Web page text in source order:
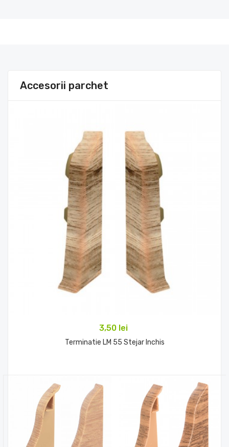
Accesorii parchet
3,50 lei
Terminatie LM 55 Stejar Inchis